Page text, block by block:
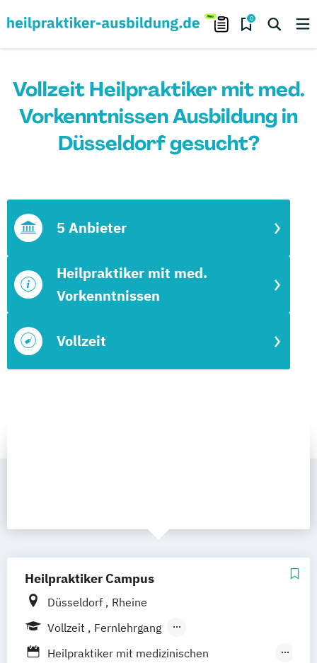
0
Vollzeit Heilpraktiker mit med.
Vorkenntnissen Ausbildung in
Düsseldorf gesucht?
Vollzeit
Heilpraktiker mit med.
Vorkenntnissen
5 Anbieter
Heilpraktiker Campus
Düsseldorf
Rheine
Vollzeit
Fernlehrgang
Berufsbegleitender Präsenzlehrgang
Heilpraktiker mit medizinischen